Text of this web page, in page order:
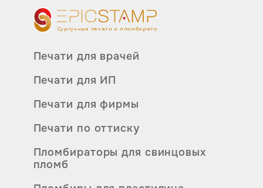
Сургучные печати и пломбираторы
Печати для врачей
Печати для ИП
Печати для фирмы
Печати по оттиску
Пломбираторы для свинцовых
пломб